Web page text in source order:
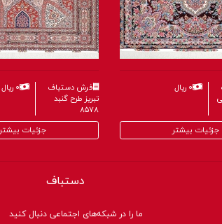
۰ ریال
فرش دستباف
تبریز طرح گنبد
۸۵۷۸
جزئیات بیشتر
۰ ریال
جزئیات بیشتر
دستباف
ما را در شبکه‌های اجتماعی دنبال کنید